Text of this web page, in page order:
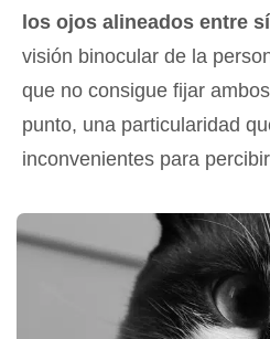
los ojos alineados entre sí
visión binocular de la
que no consigue fijar
punto, una particularidad
inconvenientes para